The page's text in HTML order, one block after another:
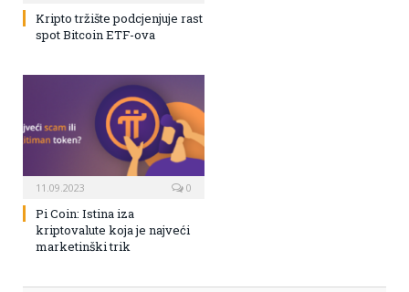
Kripto tržište podcjenjuje rast
spot Bitcoin ETF-ova
11.09.2023 0
Pi Coin: Istina iza
kriptovalute koja je najveći
marketinški trik